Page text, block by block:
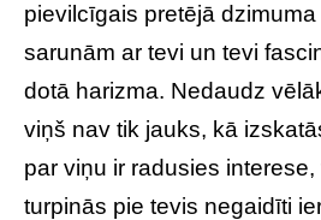
pievilcīgais pretējā
sarunām ar tevi un tevi
dotā harizma. Nedaudz
viņš nav tik jauks, kā
par viņu ir radusies
turpinās pie tevis negaidīti